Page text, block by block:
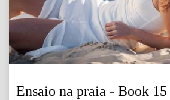
Ensaio na praia - Book 15